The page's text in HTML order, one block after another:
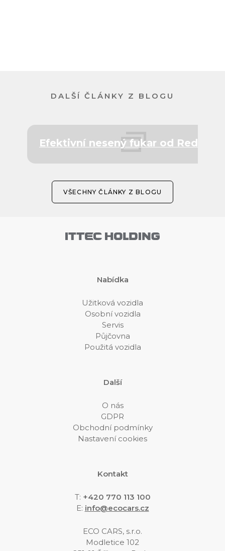
DALŠÍ ČLÁNKY Z BLOGU
Efektivní nesený fukar od Redexim
VŠECHNY ČLÁNKY Z BLOGU
Nabídka
Užitková vozidla
Osobní vozidla
Servis
Půjčovna
Použitá vozidla
Další
O nás
GDPR
Obchodní podmínky
Nastavení cookies
Kontakt
T: +420 770 113 100
E: info@ecocars.cz
ECO CARS, s.r.o.
Modletice 102